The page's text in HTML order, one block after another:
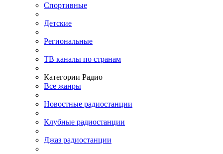
Спортивные
Детские
Региональные
ТВ каналы по странам
Категории Радио
Все жанры
Новостные радиостанции
Клубные радиостанции
Джаз радиостанции